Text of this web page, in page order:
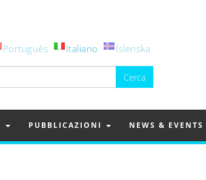
Português Italiano Íslenska
PUBBLICAZIONI NEWS & EVENTS